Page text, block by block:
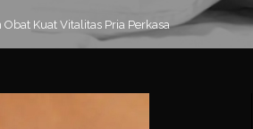
Kuat Vitalitas Pria Perkasa